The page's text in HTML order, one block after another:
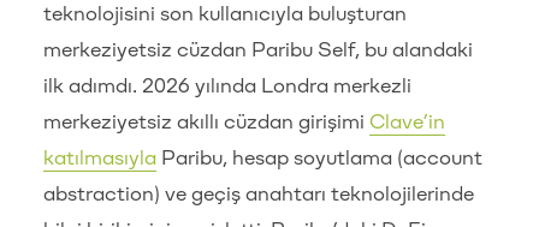
teknolojisini son kullanıcıyla buluşturan
merkeziyetsiz cüzdan Paribu Self, bu alandaki
ilk adımdı. 2026 yılında Londra merkezli
merkeziyetsiz akıllı cüzdan girişimi Clave’in
katılmasıylaParibu, hesap soyutlama (account
abstraction) ve geçiş anahtarı teknolojilerinde